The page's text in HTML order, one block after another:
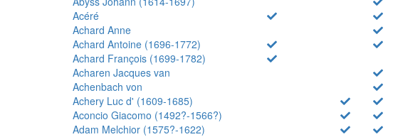
Acéré
Achard Anne
Achard Antoine (1696-1772)
Achard François (1699-1782)
Acharen Jacques van
Achenbach von
Achery Luc d' (1609-1685)
Aconcio Giacomo (1492?-1566?)
Adam Melchior (1575?-1622)